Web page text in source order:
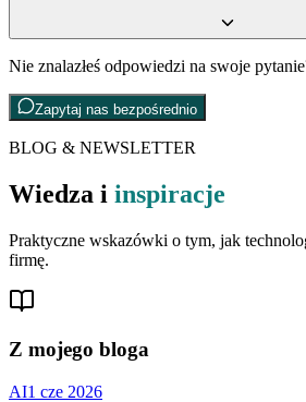
Nie znalazłeś odpowiedzi na swoje
Zapytaj nas bezpośrednio
BLOG & NEWSLETTER
Wiedza i inspiracje
Praktyczne wskazówki o tym, jak
firmę.
Z mojego bloga
AI1 cze 2026